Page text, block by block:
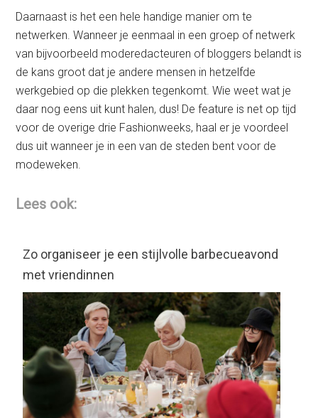
Daarnaast is het een hele handige manier om te
netwerken. Wanneer je eenmaal in een groep of netwerk
van bijvoorbeeld moderedacteuren of bloggers belandt is
de kans groot dat je andere mensen in hetzelfde
werkgebied op die plekken tegenkomt. Wie weet wat je
daar nog eens uit kunt halen, dus! De feature is net op tijd
voor de overige drie Fashionweeks, haal er je voordeel
dus uit wanneer je in een van de steden bent voor de
modeweken.
Lees ook:
Zo organiseer je een stijlvolle barbecueavond
met vriendinnen